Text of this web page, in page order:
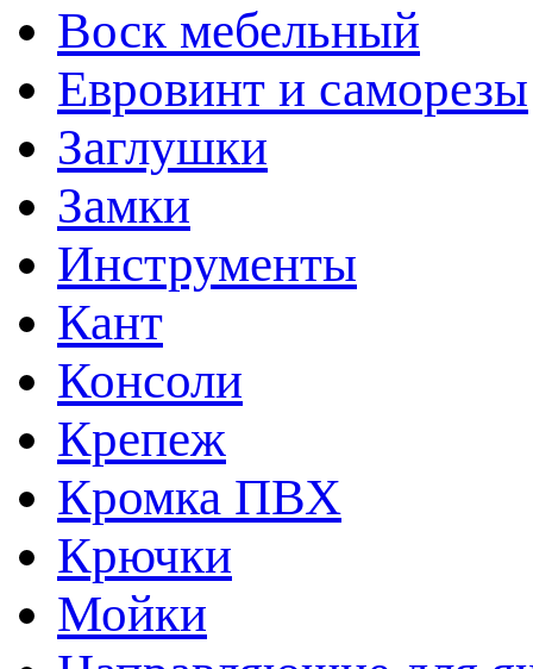
Воск мебельный
Евровинт и саморезы
Заглушки
Замки
Инструменты
Кант
Консоли
Крепеж
Кромка ПВХ
Крючки
Мойки